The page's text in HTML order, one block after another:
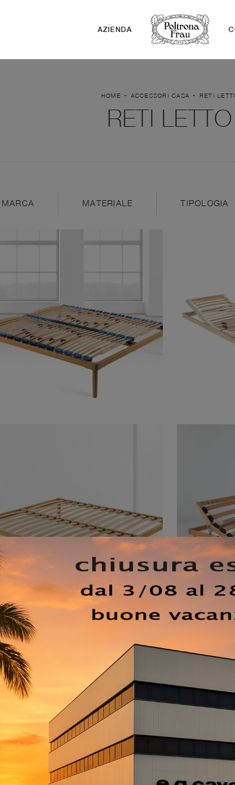
AZIENDA
HOME - ACCESSORI CASA - RETI
RETI LETTO
MARCA MATERIALE TIPOLOGIA